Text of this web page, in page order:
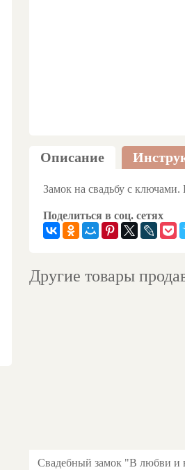
Описание
Замок на свадьбу с
Поделиться в соц. сетях
Другие товары